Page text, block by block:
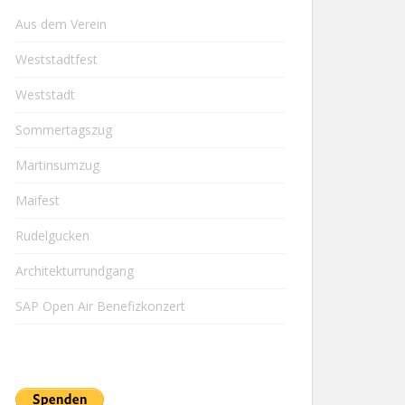
Aus dem Verein
Weststadtfest
Weststadt
Sommertagszug
Martinsumzug
Maifest
Rudelgucken
Architekturrundgang
SAP Open Air Benefizkonzert